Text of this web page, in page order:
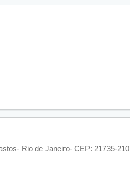
Rio de Janeiro- CEP: 21735-210